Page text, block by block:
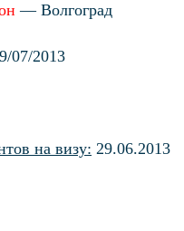
— Волгоград
07/2013
на визу: 29.06.2013